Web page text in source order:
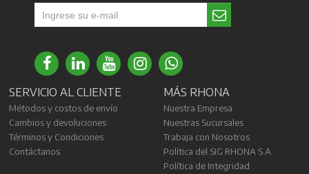
SERVICIO AL CLIENTE
Métodos y costos de envío
Cambios y devoluciones
Términos y Condiciones
Contáctanos
MÁS RHONA
Nuestra Empresa
Nuestras Sucursales
Trabaja con Nosotros
Política del SIG RHONA S.A.
Política de Integridad